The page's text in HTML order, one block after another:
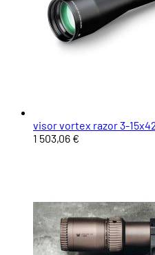
visor vortex razor 3-
1 503,06 €